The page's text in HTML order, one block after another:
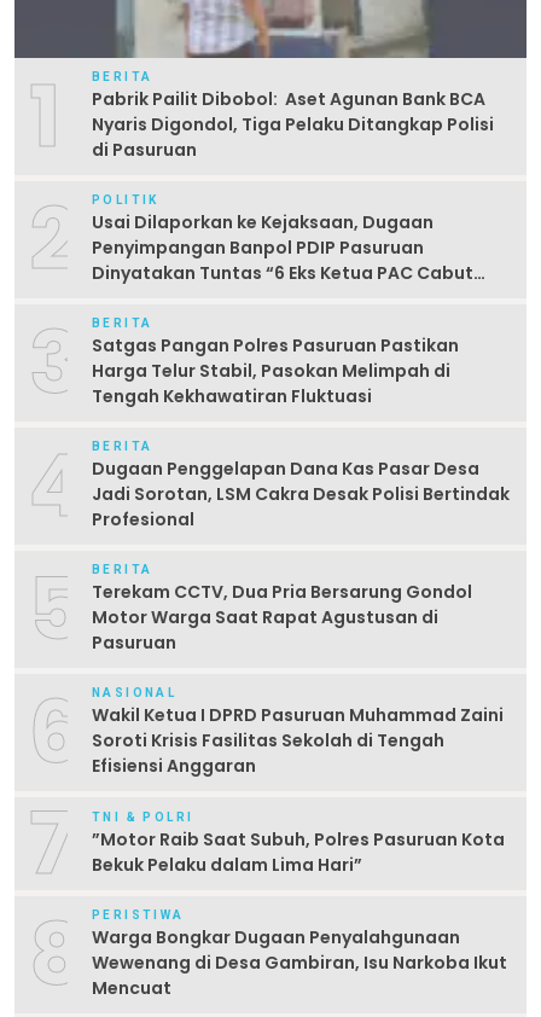
1 BERITA
Pabrik Pailit Dibobol: Aset Agunan Bank BCA
Nyaris Digondol, Tiga Pelaku Ditangkap Polisi
di Pasuruan
2 POLITIK
Usai Dilaporkan ke Kejaksaan, Dugaan
Penyimpangan Banpol PDIP Pasuruan
Dinyatakan Tuntas “6 Eks Ketua PAC Cabut
3 BERITA
Satgas Pangan Polres Pasuruan Pastikan
Harga Telur Stabil, Pasokan Melimpah di
Tengah Kekhawatiran Fluktuasi
4 BERITA
Dugaan Penggelapan Dana Kas Pasar Desa
Jadi Sorotan, LSM Cakra Desak Polisi Bertindak
Profesional
5 BERITA
Terekam CCTV, Dua Pria Bersarung Gondol
Motor Warga Saat Rapat Agustusan di
Pasuruan
6 NASIONAL
Wakil Ketua I DPRD Pasuruan Muhammad Zaini
Soroti Krisis Fasilitas Sekolah di Tengah
Efisiensi Anggaran
7 TNI & POLRI
‎”Motor Raib Saat Subuh, Polres Pasuruan Kota
Bekuk Pelaku dalam Lima Hari” ‎
8 PERISTIWA
Warga Bongkar Dugaan Penyalahgunaan
Wewenang di Desa Gambiran, Isu Narkoba Ikut
Mencuat